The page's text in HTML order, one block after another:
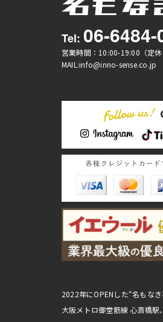
Tel: 06-6484-
営業時間：10:00-19:00（定休
MAIL:info@inno-sense.co.jp
2022年にOPENした“名もなき
大阪メトロ御堂筋線 心斎橋